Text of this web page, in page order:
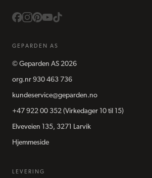
GEPARDEN AS
© Geparden AS 2026
org.nr 930 463 736
kundeservice@geparden.no
+47 922 00 352 (Virkedager 10 til 15)
Elveveien 135, 3271 Larvik
Hjemmeside
LEVERING